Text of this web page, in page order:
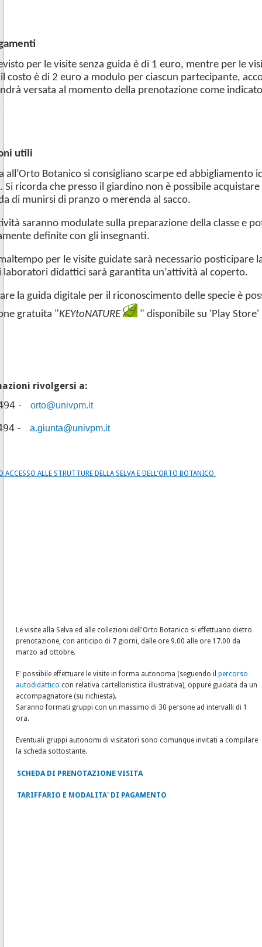
per le visite senza guida è di 1 euro, mentre per le
costo è di 2 euro a modulo per ciascun partecipante,
versata al momento della prenotazione come
utili
all’Orto Botanico si consigliano scarpe ed abbigliamento
Si ricorda che presso il giardino non è possibile
di munirsi di pranzo o merenda al sacco.
saranno modulate sulla preparazione della classe e
definite con gli insegnanti.
per le visite guidate sarà necessario posticipare
laboratori didattici sarà garantita un’attività al coperto.
la guida digitale per il riconoscimento delle specie è
gratuita "KEYtoNATURE " disponibile su 'Play Store'
rivolgersi a:
-
orto@univpm.it
- a.giunta@univpm.it
ACCESSO ALLE STRUTTURE DELLA SELVA E DELL'ORTO BOTANICO
Le visite alla Selva ed alle collezioni dell'Orto Botanico si effettuano dietro
prenotazione, con anticipo di 7 giorni, dalle ore 9.00 alle ore 17.00 da
marzo ad ottobre.
E' possibile effettuare le visite in forma autonoma (seguendo il percorso
autodidattico con relativa cartellonistica illustrativa), oppure guidata da un
accompagnatore (su richiesta).
Saranno formati gruppi con un massimo di 30 persone ad intervalli di 1
ora.
Eventuali gruppi autonomi di visitatori sono comunque invitati a compilare
la scheda sottostante.
SCHEDA DI PRENOTAZIONE VISITA
TARIFFARIO E MODALITA' DI PAGAMENTO